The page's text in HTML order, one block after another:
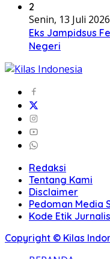
2
Senin, 13 Juli 2026
Eks Jampidsus
Negeri
Redaksi
Tentang Kami
Disclaimer
Pedoman Media
Kode Etik
Copyright © Kilas